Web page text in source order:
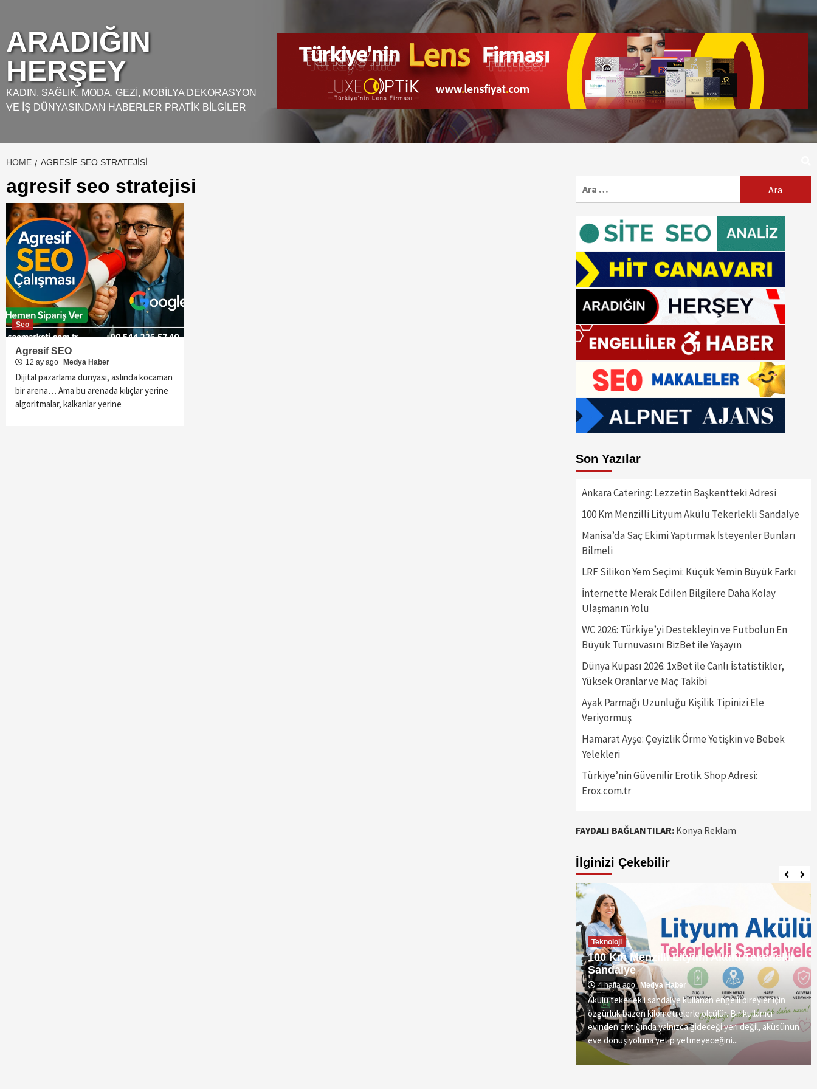
content
ARADIĞIN
HERŞEY
KADIN, SAĞLIK, MODA, GEZI, MOBILYA DEKORASYON
VE İŞ DÜNYASINDAN HABERLER PRATIK BILGILER
HOME AGRESIF SEO STRATEJISI
agresif seo stratejisi
Seo
Agresif SEO
12 ay ago Medya Haber
Dijital pazarlama dünyası, aslında kocaman
bir arena… Ama bu arenada kılıçlar yerine
algoritmalar, kalkanlar yerine
Son Yazılar
Ankara Catering: Lezzetin Başkentteki Adresi
100 Km Menzilli Lityum Akülü Tekerlekli Sandalye
Manisa’da Saç Ekimi Yaptırmak İsteyenler Bunları
Bilmeli
LRF Silikon Yem Seçimi: Küçük Yemin Büyük Farkı
İnternette Merak Edilen Bilgilere Daha Kolay
Ulaşmanın Yolu
WC 2026: Türkiye’yi Destekleyin ve Futbolun En
Büyük Turnuvasını BizBet ile Yaşayın
Dünya Kupası 2026: 1xBet ile Canlı İstatistikler,
Yüksek Oranlar ve Maç Takibi
Ayak Parmağı Uzunluğu Kişilik Tipinizi Ele
Veriyormuş
Hamarat Ayşe: Çeyizlik Örme Yetişkin ve Bebek
Yelekleri
Türkiye’nin Güvenilir Erotik Shop Adresi:
Erox.com.tr
FAYDALI BAĞLANTILAR: Konya Reklam
İlginizi Çekebilir
Teknoloji
100 Km Menzilli Lityum Akülü Tekerlekli
Sandalye
4 hafta ago Medya Haber
Akülü tekerlekli sandalye kullanan engelli bireyler için
özgürlük bazen kilometrelerle ölçülür. Bir kullanıcı
evinden çıktığında yalnızca gideceği yeri değil, aküsünün
eve dönüş yoluna yetip yetmeyeceğini...